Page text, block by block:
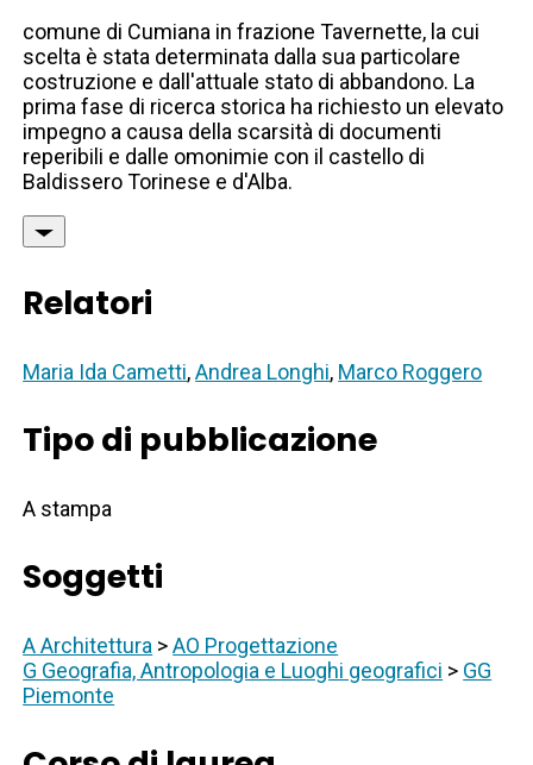
comune di Cumiana in frazione Tavernette, la cui
scelta è stata determinata dalla sua particolare
costruzione e dall'attuale stato di abbandono. La
prima fase di ricerca storica ha richiesto un elevato
impegno a causa della scarsità di documenti
reperibili e dalle omonimie con il castello di
Baldissero Torinese e d'Alba.
Relatori
Maria Ida Cametti,Andrea Longhi, Marco Roggero
Tipo di pubblicazione
A stampa
Soggetti
A Architettura >AO Progettazione
G Geografia, Antropologia e Luoghi geografici > GG
Piemonte